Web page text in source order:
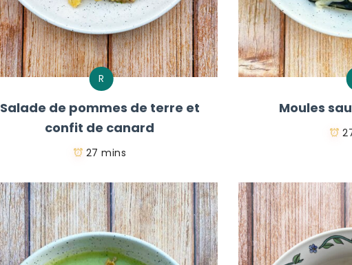
R
Salade de pommes de terre et
confit de canard
27 mins
Moules